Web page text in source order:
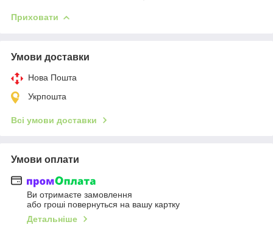
Приховати
Умови доставки
Нова Пошта
Укрпошта
Всі умови доставки
Умови оплати
Ви отримаєте замовлення
або гроші повернуться на вашу картку
Детальніше